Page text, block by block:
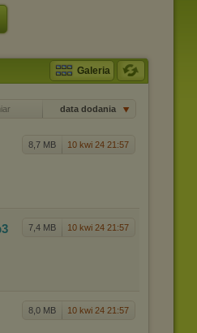
Galeria
data dodania
8,7 MB 10 kwi 24 21:57
7,4 MB 10 kwi 24 21:57
8,0 MB 10 kwi 24 21:57